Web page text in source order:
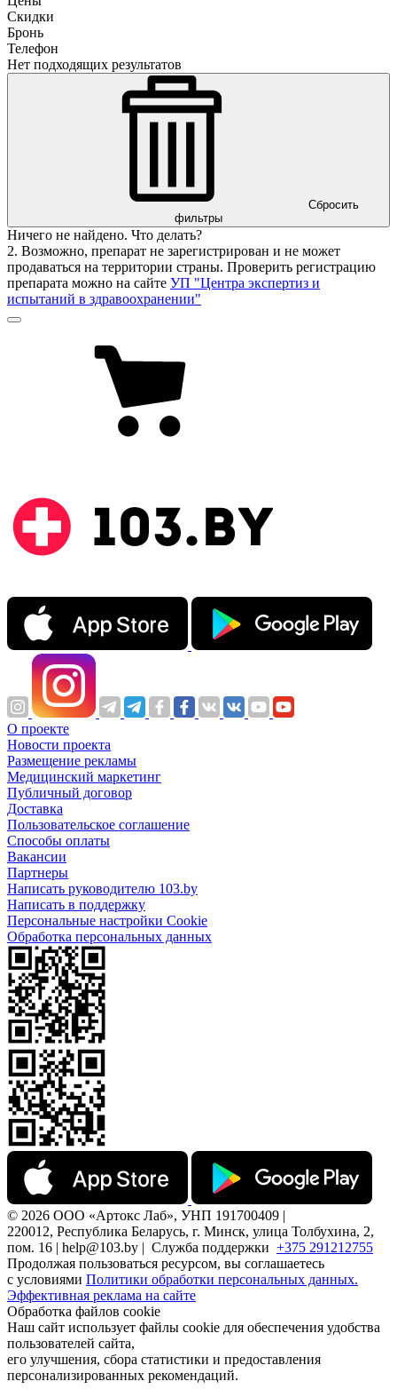
Скидки
Бронь
Телефон
Нет подходящих результатов
Сбросить
фильтры
Ничего не найдено. Что делать?
2. Возможно, препарат не зарегистрирован и не может
продаваться на территории страны. Проверить регистрацию
препарата можно на сайте УП "Центра экспертиз и
испытаний в здравоохранении"
О проекте
Новости проекта
Размещение рекламы
Медицинский маркетинг
Публичный договор
Доставка
Пользовательское соглашение
Способы оплаты
Вакансии
Партнеры
Написать руководителю 103.by
Написать в поддержку
Персональные настройки Cookie
Обработка персональных данных
© 2026 ООО «Артокс Лаб», УНП 191700409 |
220012, Республика Беларусь, г. Минск, улица Толбухина, 2,
пом. 16 | help@103.by | Служба поддержки +375 291212755
Продолжая пользоваться ресурсом, вы соглашаетесь
с условиями Политики обработки персональных данных.
Эффективная реклама на сайте
Обработка файлов cookie
Наш сайт использует файлы cookie для обеспечения удобства
пользователей сайта,
его улучшения, сбора статистики и предоставления
персонализированных рекомендаций.